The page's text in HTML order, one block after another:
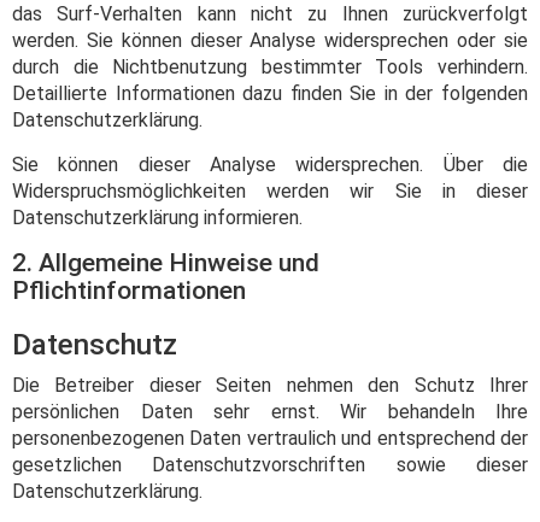
das Surf-Verhalten kann nicht zu Ihnen zurückverfolgt
werden. Sie können dieser Analyse widersprechen oder sie
durch die Nichtbenutzung bestimmter Tools verhindern.
Detaillierte Informationen dazu finden Sie in der folgenden
Datenschutzerklärung.
Sie können dieser Analyse widersprechen. Über die
Widerspruchsmöglichkeiten werden wir Sie in dieser
Datenschutzerklärung informieren.
2. Allgemeine Hinweise und
Pflichtinformationen
Datenschutz
Die Betreiber dieser Seiten nehmen den Schutz Ihrer
persönlichen Daten sehr ernst. Wir behandeln Ihre
personenbezogenen Daten vertraulich und entsprechend der
gesetzlichen Datenschutzvorschriften sowie dieser
Datenschutzerklärung.